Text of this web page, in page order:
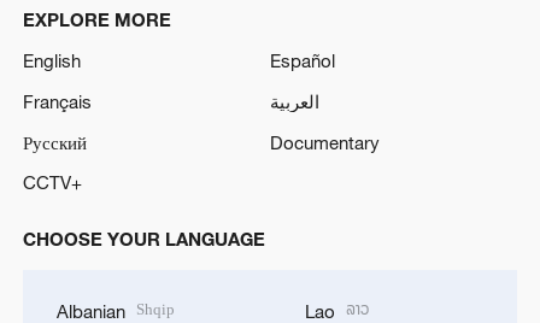
EXPLORE MORE
English
Español
Français
العربية
Русский
Documentary
CCTV+
CHOOSE YOUR LANGUAGE
Albanian Shqip Lao ລາວ